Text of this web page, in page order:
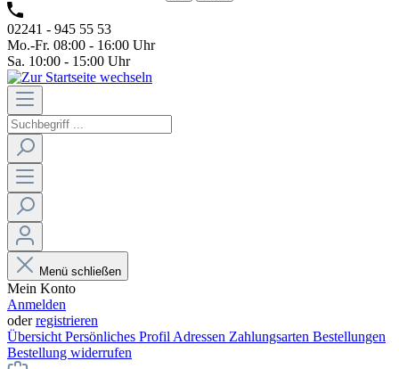
02241 - 945 55 53
Mo.-Fr. 08:00 - 16:00 Uhr
Sa. 10:00 - 15:00 Uhr
Menü schließen
Mein Konto
Anmelden
oderregistrieren
Übersicht Persönliches Profil Adressen Zahlungsarten Bestellungen
Bestellung widerrufen